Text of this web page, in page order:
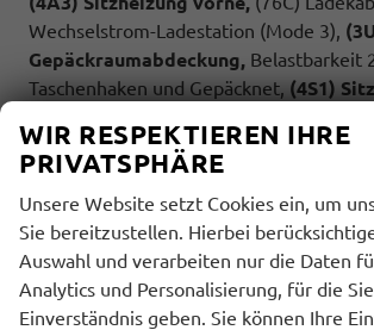
Wechselstrom-Ladestation (Mode 3),
Gepäckraumabdeckung, Belastbarkeit
Taschenhaken und Gepäcknet, (4S1) Sitz
elektrischer Lendenwirbelstütze und
Sitzrückseite, (0NP) Bulliplakette
USB Schnistellen2x vorne und 4x
Anhängerrangierassistent ""Trailer
Anhängerkupplung schwenkbar,
inkl.Rückfahrkamera, (ZEA)
Heckklappe, (Z3A)Family-Paket:
WIR RESPEKTIEREN IHRE
PRIVATSPHÄRE
Unsere Website setzt Cookies ein, um
Sie bereitzustellen. Hierbei
Auswahl und verarbeiten nur die Daten
Analytics und Personalisierung, für die
Einverständnis geben. Sie können Ihre